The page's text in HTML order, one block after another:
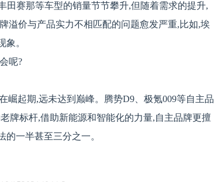
田赛那等车型的销量节节攀升,但随着需求的提升,
溢价与产品实力不相匹配的问题愈发严重,比如,埃
。
呢?
崛起期,远未达到巅峰。腾势D9、极氪009等自主品
牌标杆,借助新能源和智能化的力量,自主品牌更擅
一半甚至三分之一。